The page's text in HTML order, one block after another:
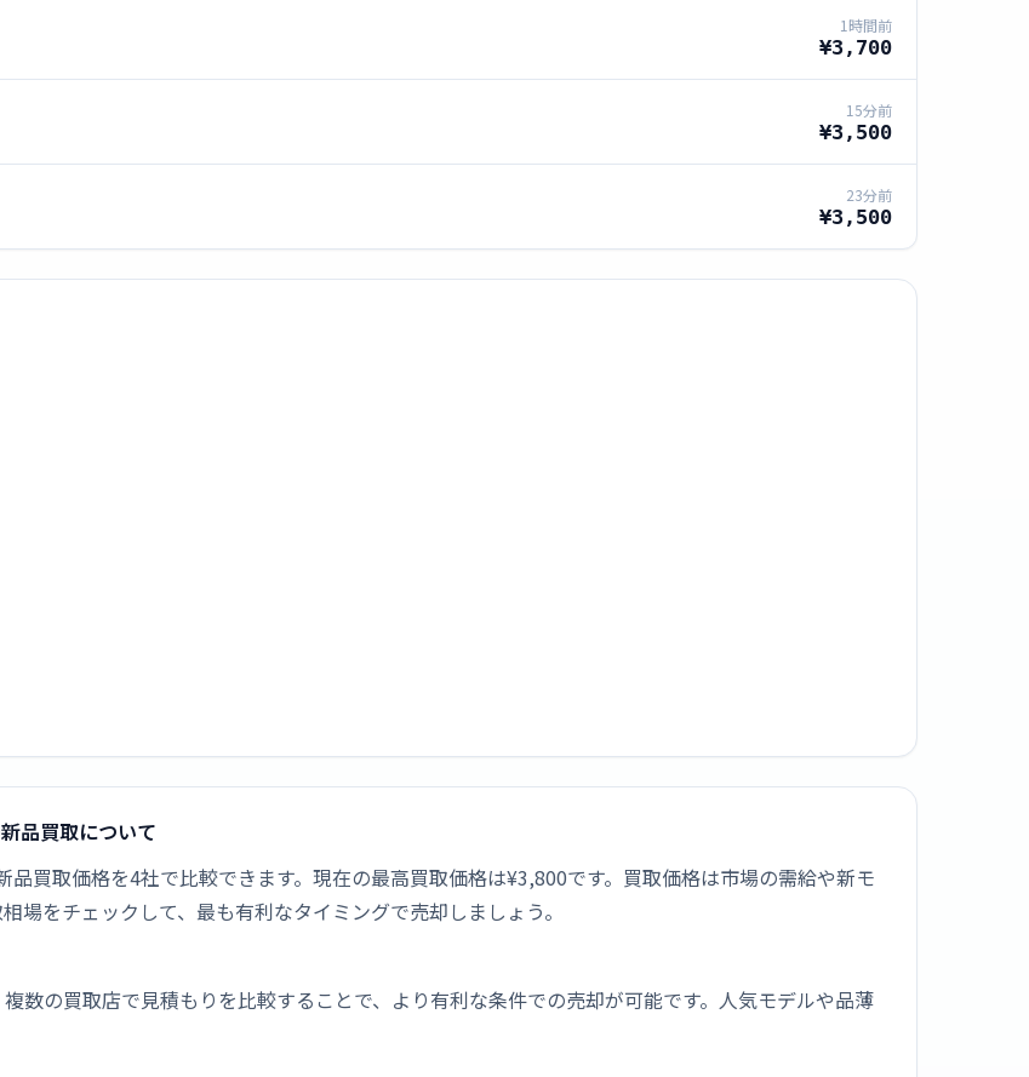
1時間前
¥3,700
15分前
¥3,500
23分前
¥3,500
品買取について
買取価格を4社で比較できます。現在の最高買取価格は¥3,800です。買取価格は市場の需給や新モ
場をチェックして、最も有利なタイミングで売却しましょう。
数の買取店で見積もりを比較することで、より有利な条件での売却が可能です。人気モデルや品薄